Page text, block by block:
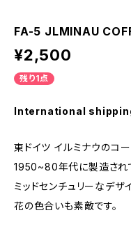
FA-5 JLMINAU
¥2,500
残り1点
International
東ドイツ イルミナウのコー
1950~80年代に製造され
ミッドセンチュリーなデザ
花の色合いも素敵です。